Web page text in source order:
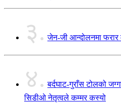
३. जेन-जी आन्दोलनमा
४. बर्दघाट-गुराँस टोलको
सिडीओ नेतृत्वले कम्मर कस्यो